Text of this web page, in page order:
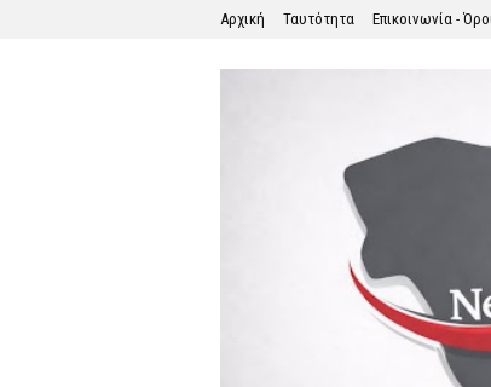
Αρχική Ταυτότητα Επικοινωνία -